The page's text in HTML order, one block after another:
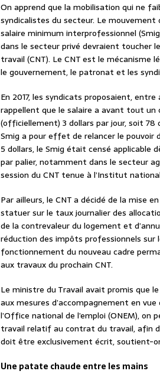
On apprend que la mobilisation qui ne
syndicalistes du secteur. Le mouvement
salaire minimum interprofessionnel
dans le secteur privé devraient toucher
travail (CNT). Le CNT est le
le gouvernement, le patronat et les
En 2017, les syndicats proposaient,
rappellent que le salaire a avant tout un
(officiellement) 3 dollars par jour, soit
Smig a pour effet de relancer le pouvoir
5 dollars, le Smig était censé applicable
par palier, notamment dans le secteur
session du CNT tenue à l’Institut
Par ailleurs, le CNT a décidé de la mise
statuer sur le taux journalier des
de la contrevaleur du logement et
réduction des impôts professionnels sur
fonctionnement du nouveau cadre
aux travaux du prochain CNT.
Le ministre du Travail avait promis que
aux mesures d’accompagnement en
l’Office national de l’emploi (ONEM), on
travail relatif au contrat du travail, afin
doit être exclusivement écrit, soutient-
Une patate chaude entre les mains